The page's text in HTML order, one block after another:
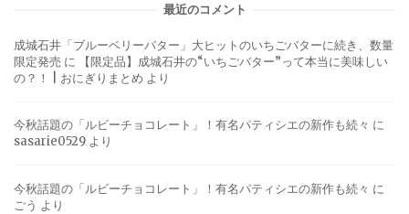
最近のコメント
成城石井「ブルーベリーバター」大ヒットのいちごバターに続き、数量
限定発売 に
【限定品】成城石井の“いちごバター”って本当に美味しい
の？！ | おにぎりまとめ より
今秋話題の「ルビーチョコレート」！有名パティシエの新作も続々 に
sasarie0529 より
今秋話題の「ルビーチョコレート」！有名パティシエの新作も続々 に
ごう より